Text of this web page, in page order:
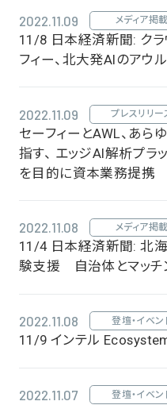
2022.11.09 メディア掲載
11/8 日本経済新聞: クラ
フィー、北大発AIのアウ
2022.11.09 プレスリリー
セーフィーとAWL、あら
指す、 エッジAI解析プラ
を目的に資本業務提携
2022.11.08 メディア掲載
11/4 日本経済新聞: 北海
験支援 自治体とマッチ
2022.11.08 登壇・イベン
11/9 インテル
2022.11.07 登壇・イベン